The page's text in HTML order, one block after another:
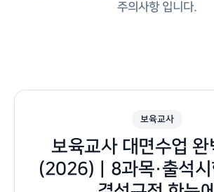
주의사항 입니다.
보육교사
보육교사 대면수업 완
(2026)｜8과목·출석시